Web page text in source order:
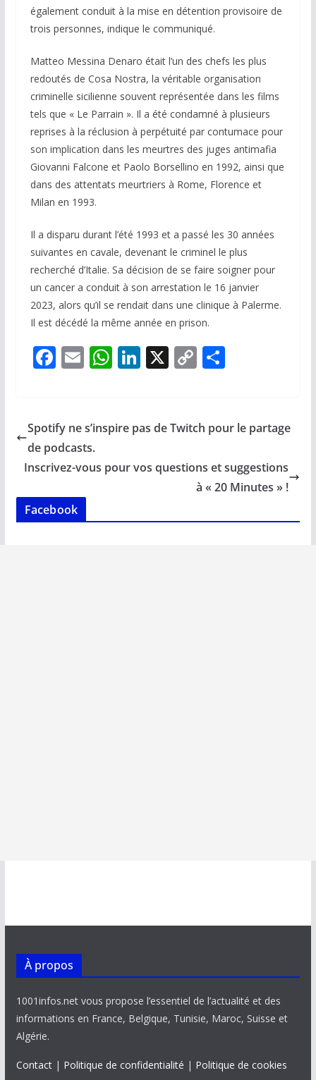
également conduit à la mise en détention provisoire de
trois personnes, indique le communiqué.
Matteo Messina Denaro était l’un des chefs les plus
redoutés de Cosa Nostra, la véritable organisation
criminelle sicilienne souvent représentée dans les films
tels que « Le Parrain ». Il a été condamné à plusieurs
reprises à la réclusion à perpétuité par contumace pour
son implication dans les meurtres des juges antimafia
Giovanni Falcone et Paolo Borsellino en 1992, ainsi que
dans des attentats meurtriers à Rome, Florence et
Milan en 1993.
Il a disparu durant l’été 1993 et a passé les 30 années
suivantes en cavale, devenant le criminel le plus
recherché d’Italie. Sa décision de se faire soigner pour
un cancer a conduit à son arrestation le 16 janvier
2023, alors qu’il se rendait dans une clinique à Palerme.
Il est décédé la même année en prison.
F
b
o
o
k
E
l
W
s
p
Li
e
n
X C
y
n
k
P
g
Spotify ne s’inspire pas de Twitch pour le partage
de podcasts.
Inscrivez-vous pour vos questions et suggestions
à « 20 Minutes » !
Facebook
À propos
1001infos.net vous propose l’essentiel de l’actualité et des
informations en France, Belgique, Tunisie, Maroc, Suisse et
Algérie.
Contact| Politique de confidentialité | Politique de cookies